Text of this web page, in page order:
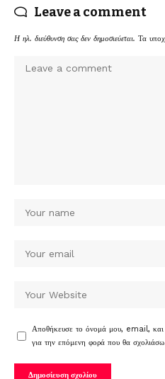
Leave a comment
Η ηλ. διεύθυνση σας δεν δημοσιεύεται. Τα
Αποθήκευσε το όνομά μου, email, και
για την επόμενη φορά που θα σχολιάσω.